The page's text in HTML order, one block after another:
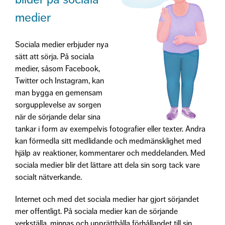
medier
Sociala medier erbjuder nya
sätt att sörja. På sociala
medier, såsom Facebook,
Twitter och Instagram, kan
man bygga en gemensam
sorgupplevelse av sorgen
när de sörjande delar sina
tankar i form av exempelvis fotografier eller texter. Andra
kan förmedla sitt medlidande och medmänsklighet med
hjälp av reaktioner, kommentarer och meddelanden. Med
sociala medier blir det lättare att dela sin sorg tack vare
socialt nätverkande.
Internet och med det sociala medier har gjort sörjandet
mer offentligt. På sociala medier kan de sörjande